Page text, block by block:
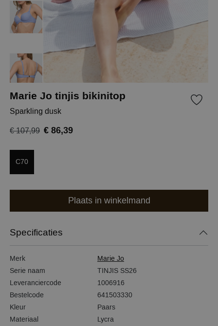
Marie Jo tinjis bikinitop
Sparkling dusk
€ 107,99 € 86,39
C70
Plaats in winkelmand
Specificaties
Merk
Marie Jo
Serie naam
TINJIS SS26
Leveranciercode
1006916
Bestelcode
641503330
Kleur
Paars
Materiaal
Lycra